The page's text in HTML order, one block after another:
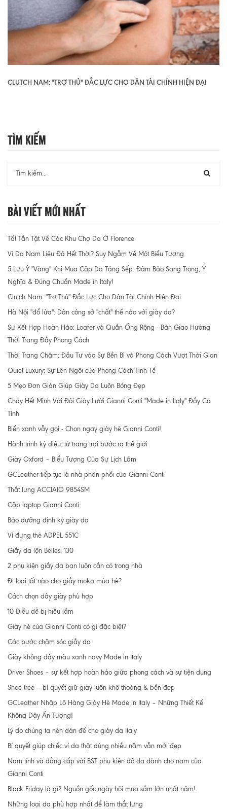
CLUTCH NAM: "TRỢ THỦ" ĐẮC LỰC CHO DÂN TÀI CHÍNH HIỆN ĐẠI
Tìm Kiếm
Bài Viết Mới Nhất
Tất Tần Tật Về Các Khu Chợ Da Ở Florence
Ví Da Nam Liệu Đã Hết Thời? Suy Ngẫm Về Một Biểu Tượng
5 Lưu Ý "Vàng" Khi Mua Cặp Da Tặng Sếp: Đảm Bảo Sang Trọng, Ý
Nghĩa & Đúng Chuẩn Made in Italy!
Clutch Nam: "Trợ Thủ" Đắc Lực Cho Dân Tài Chính Hiện Đại
Hà Nội "đổ lửa": Dân công sở "chất" thế nào với giày da?
Sự Kết Hợp Hoàn Hảo: Loafer và Quần Ống Rộng - Bản Giao Hưởng
Thời Trang Đầy Phong Cách
Thời Trang Chậm: Đầu Tư vào Sự Bền Bỉ và Phong Cách Vượt Thời Gian
Quiet Luxury: Sự Lên Ngôi của Phong Cách Tinh Tế
5 Mẹo Đơn Giản Giúp Giày Da Luôn Bóng Đẹp
Cháy Hết Mình Với Đôi Giày Lười Gianni Conti "Made in Italy" Đầy Cá
Tính
Biển xanh vẫy gọi - Chọn ngay giày hè Gianni Conti!
Hành trình kỳ diệu: từ trang trại bước ra thế giới
Giày Oxford – Biểu Tượng Của Sự Lịch Lãm
GCLeather tiếp tục là nhà phân phối của Gianni Conti
Thắt lưng ACCIAIO 9854SM
Cặp laptop Gianni Conti
Bảo dưỡng định kỳ giày da
Ví đựng thẻ ADPEL 551C
Giầy da lộn Bellesi 130
2 phụ kiện giầy da bạn luôn cần có trong nhà
Đi loại tất nào cho giầy moka mùa hè?
Cách chọn dây giày phù hợp
10 Điều dễ bị hiểu lầm
Giày hè của Gianni Conti có gì đặc biệt?
Các bước chăm sóc giầy da
Giày không dây màu xanh navy Made in Italy
Driver Shoes – sự kết hợp hoàn hảo giữa phong cách và sự tiện dụng
Shoe tree – bí quyết giữ giày luôn khô thoáng & bền đẹp
GCLeather Nhập Lô Hàng Giày Hè Made in Italy – Những Thiết Kế
Không Dây Ấn Tượng!
Lý do chúng ta nên dán đế cho giày da Italy
Bí quyết giúp chiếc ví da thật dùng nhiều năm vẫn mới đẹp
Nam tính và đẳng cấp với BST phụ kiện đồ da dành cho nam của
Gianni Conti
Black Friday là gì? Nguồn gốc ngày hội mua sắm lớn nhất năm!
Những loại da phù hợp nhất để làm thắt lưng